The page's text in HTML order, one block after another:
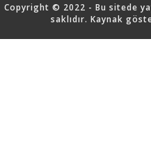
Copyright © 2022 - Bu sitede
saklıdır. Kaynak